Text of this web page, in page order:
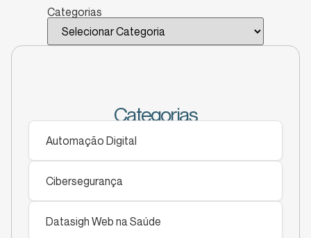
Categorias
Categorias
Automação Digital
Cibersegurança
Datasigh Web na Saúde